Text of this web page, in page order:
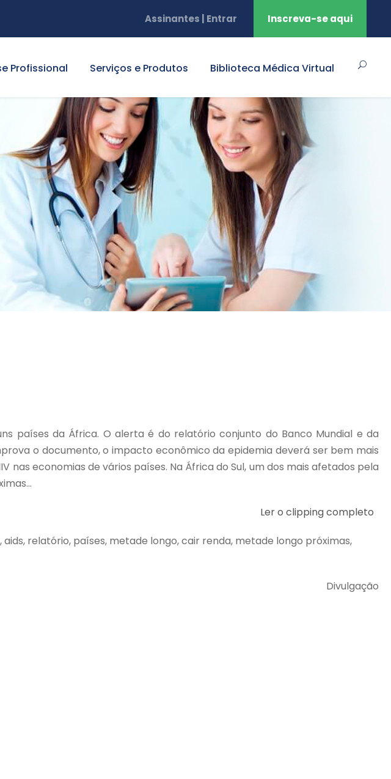
Assinantes | Entrar Inscreva-se aqui
Profissional Serviços e Produtos Biblioteca Médica Virtual
países da África. O alerta é do relatório conjunto do Banco Mundial e da
o documento, o impacto econômico da epidemia deverá ser bem mais
economias de vários países. Na África do Sul, um dos mais afetados pela
Ler o clipping completo
relatório, países, metade longo, cair renda, metade longo próximas,
Divulgação